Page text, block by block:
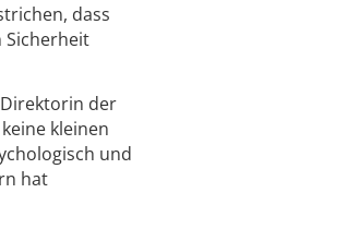
dass
Sicherheit
der
kleinen
und
hat